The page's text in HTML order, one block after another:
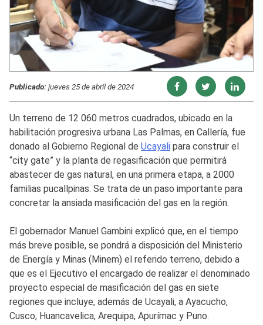
Publicado:jueves 25 de abril de 2024
Un terreno de 12 060 metros cuadrados, ubicado en la
habilitación progresiva urbana Las Palmas, en Callería, fue
donado al Gobierno Regional de Ucayali para construir el
“city gate” y la planta de regasificación que permitirá
abastecer de gas natural, en una primera etapa, a 2000
familias pucallpinas. Se trata de un paso importante para
concretar la ansiada masificación del gas en la región.
El gobernador Manuel Gambini explicó que, en el tiempo
más breve posible, se pondrá a disposición del Ministerio
de Energía y Minas (Minem) el referido terreno, debido a
que es el Ejecutivo el encargado de realizar el denominado
proyecto especial de masificación del gas en siete
regiones que incluye, además de Ucayali, a Ayacucho,
Cusco, Huancavelica, Arequipa, Apurímac y Puno.